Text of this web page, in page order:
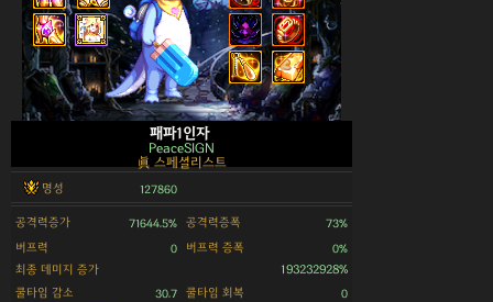
>
패파1인자
PeaceSIGN
眞 스페셜리스트
명성 127860
공격력증가 71644.5% 공격력증폭 73%
버프력 0 버프력 증폭 0%
최종 데미지 증가
193232928%
쿨타임 감소
30.7 쿨타임 회복 0